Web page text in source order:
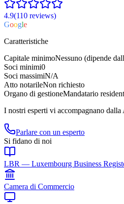
4.9(110 reviews)
Google
Caratteristiche
Capitale minimoNessuno (dipende
Soci minimi0
Soci massimiN/A
Atto notarileNon richiesto
Organo di gestioneMandatario
I nostri esperti vi accompagnano
Parlare con un esperto
Si fidano di noi
LBR — Luxembourg Business
Camera di Commercio